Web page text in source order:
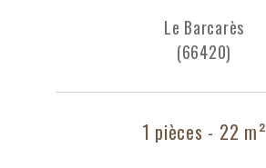
Le Barcarès
(66420)
1 pièces - 22 m²